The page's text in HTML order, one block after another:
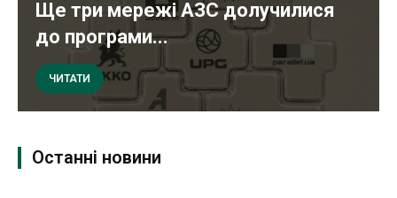
Ще три мережі АЗС долучилися
до програми...
ЧИТАТИ
Останні новини